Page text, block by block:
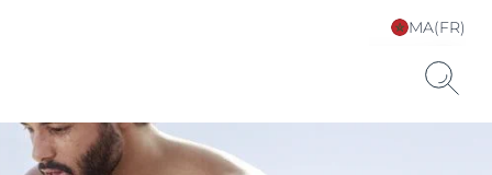
MA(FR)
langue & pays